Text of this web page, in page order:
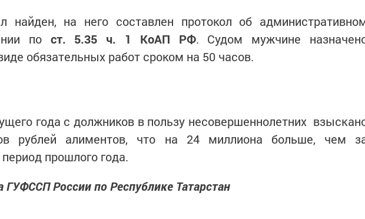
найден, на него составлен протокол об
по ст. 5.35 ч. 1 КоАП РФ. Судом мужчине
обязательных работ сроком на 50 часов.
года с должников в пользу несовершеннолетних
рублей алиментов, что на 24 миллиона больше, чем
прошлого года.
ГУФССП России по Республике Татарстан